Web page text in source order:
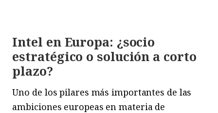
Intel en Europa: ¿socio
estratégico o solución a corto
plazo?
Uno de los pilares más importantes de las
ambiciones europeas en materia de